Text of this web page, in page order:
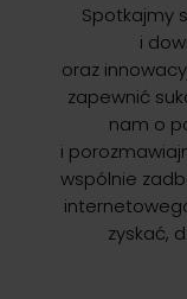
Spotkajmy
i
oraz
zapewnić
nam o
i
wspólnie
zyskać,